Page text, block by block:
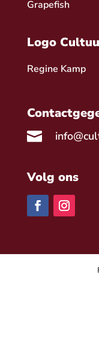
Grapefish
Logo
Regine Kamp

Volg ons